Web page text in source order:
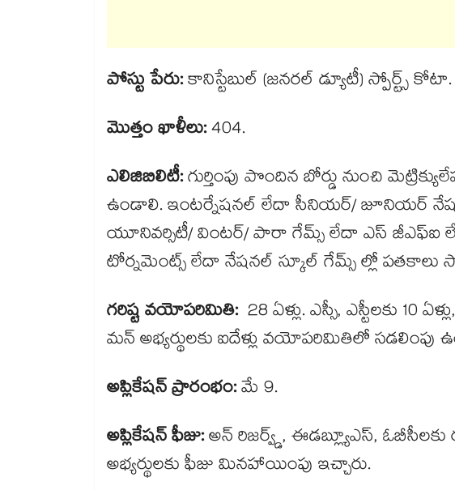
పోస్టు పేరు:కానిస్టేబుల్ (జనరల్ డ్యూటీ) స్పోర్ట్స్ కోటా.
మొత్తం ఖాళీలు:404.
ఎలిజిబిలిటీ:గుర్తింపు పొందిన బోర్డు నుంచి
ఉండాలి. ఇంటర్నేషనల్ లేదా సీనియర్/ జూనియర్
యూనివర్సిటీ/ వింటర్/ పారా గేమ్స్ లేదా ఎస్ జీఎఫ్ఐ
టోర్నమెంట్స్ లేదా నేషనల్ స్కూల్ గేమ్స్ ల్లో
గరిష్ట వయోపరిమితి: 28 ఏళ్లు. ఎస్సీ, ఎస్టీలకు 10
మన్ అభ్యర్థులకు ఐదేళ్లు వయోపరిమితిలో సడలింపు
అప్లికేషన్ ప్రారంభం:మే 9.
అప్లికేషన్ ఫీజు:అన్ రిజర్వ్డ్, ఈడబ్ల్యూఎస్, ఓబీసీలకు
అభ్యర్థులకు ఫీజు మినహాయింపు ఇచ్చారు.